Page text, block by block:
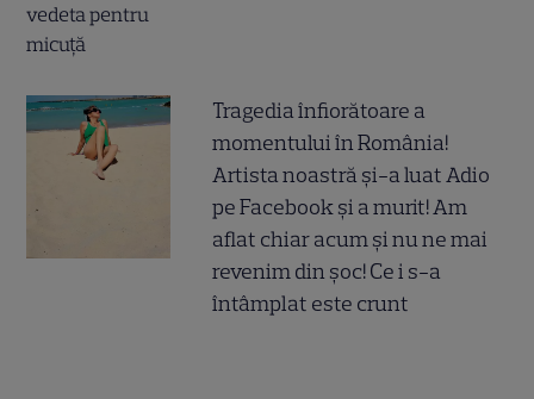
Tragedia înfiorătoare a
momentului în România!
Artista noastră și-a luat Adio
pe Facebook și a murit! Am
aflat chiar acum și nu ne mai
revenim din șoc! Ce i s-a
întâmplat este crunt